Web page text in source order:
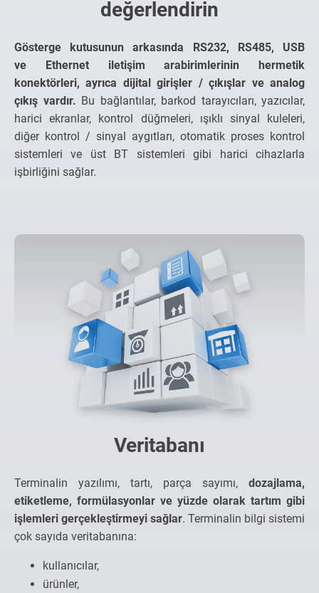
değerlendirin
Gösterge kutusunun arkasında RS232, RS485, USB
ve Ethernet iletişim arabirimlerinin hermetik
konektörleri, ayrıca dijital girişler / çıkışlar ve analog
çıkış vardır. Bu bağlantılar, barkod tarayıcıları, yazıcılar,
harici ekranlar, kontrol düğmeleri, ışıklı sinyal kuleleri,
diğer kontrol / sinyal aygıtları, otomatik proses kontrol
sistemleri ve üst BT sistemleri gibi harici cihazlarla
işbirliğini sağlar.
Veritabanı
Terminalin yazılımı, tartı, parça sayımı, dozajlama,
etiketleme, formülasyonlar ve yüzde olarak tartım gibi
işlemleri gerçekleştirmeyi sağlar. Terminalin bilgi sistemi
çok sayıda veritabanına:
kullanıcılar,
ürünler,